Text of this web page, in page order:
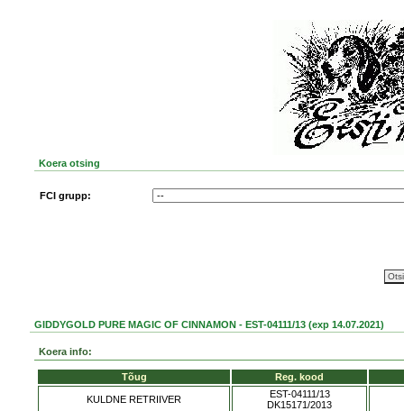
Koera otsing
FCI grupp:
GIDDYGOLD PURE MAGIC OF CINNAMON - EST-04111/13 (exp 14.07.2021)
Koera info:
Tõug Reg. kood
KULDNE RETRIIVER
EST-04111/13
DK15171/2013